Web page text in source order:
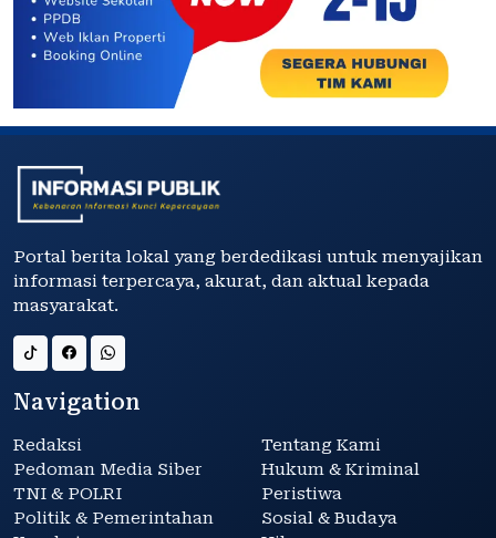
Portal berita lokal yang berdedikasi untuk menyajikan
informasi terpercaya, akurat, dan aktual kepada
masyarakat.
Navigation
Redaksi
Tentang Kami
Pedoman Media Siber
Hukum & Kriminal
TNI & POLRI
Peristiwa
Politik & Pemerintahan
Sosial & Budaya